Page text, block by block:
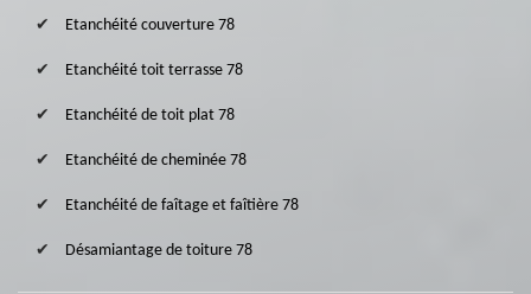
Etanchéité couverture 78
Etanchéité toit terrasse 78
Etanchéité de toit plat 78
Etanchéité de cheminée 78
Etanchéité de faîtage et faîtière 78
Désamiantage de toiture 78